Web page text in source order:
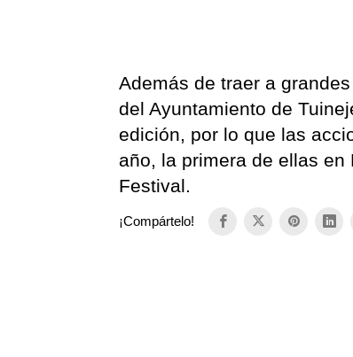
Además de traer a
del Ayuntamiento de
edición, por lo que las
año, la primera de ellas
Festival.
¡Compártelo!